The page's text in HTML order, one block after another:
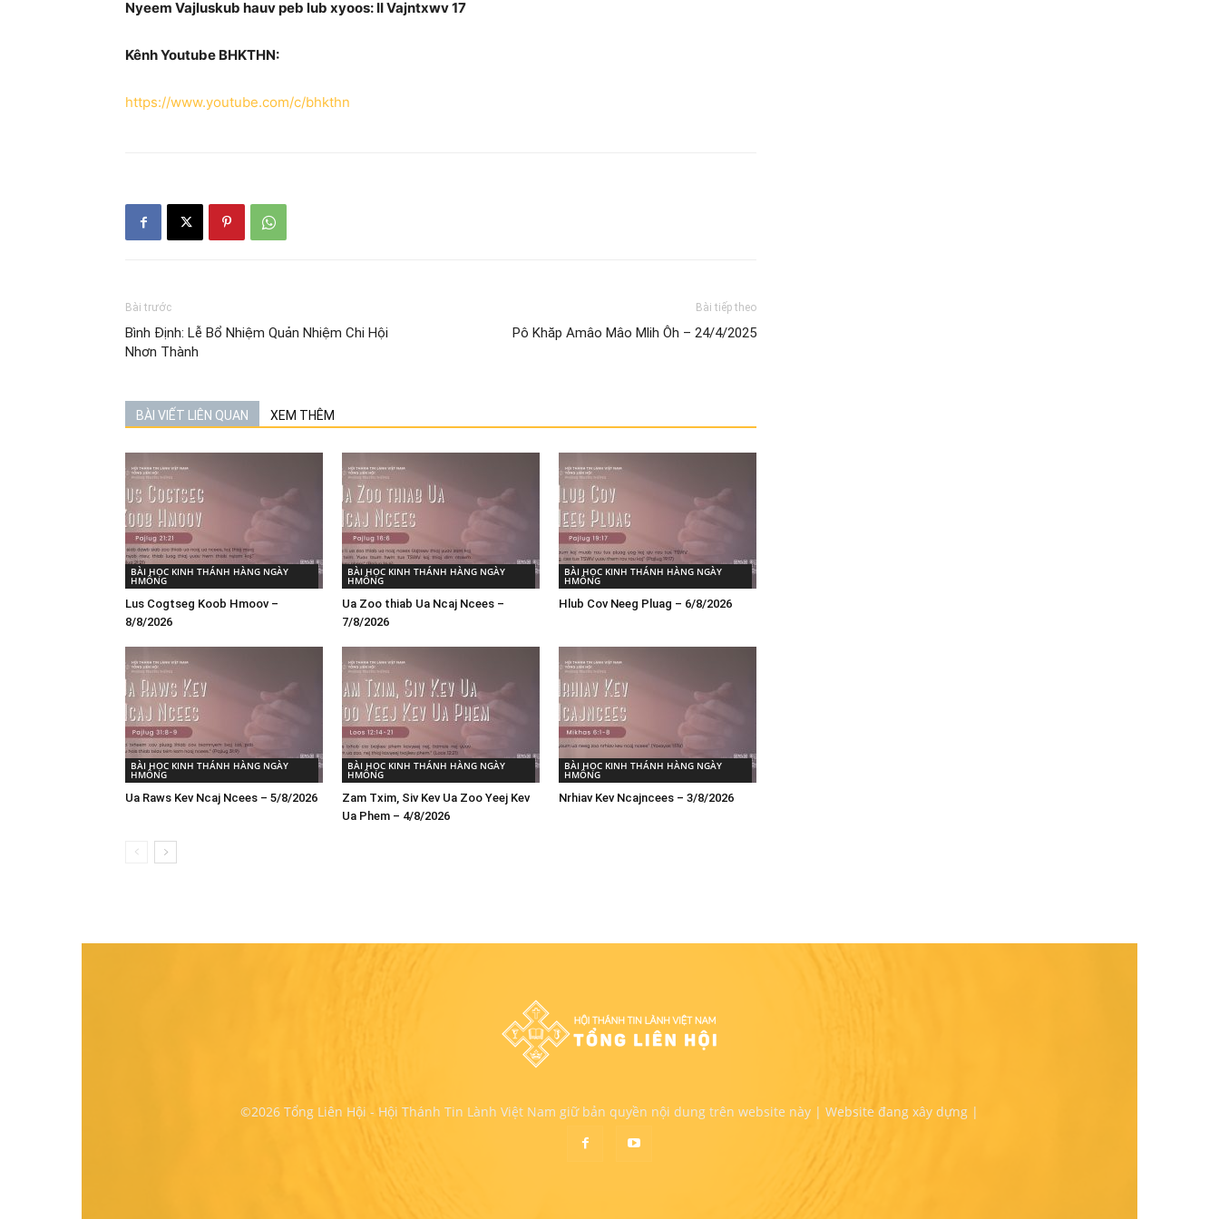
Nyeem Vajluskub hauv peb lub xyoos: II Vajntxwv 17
Kênh Youtube BHKTHN:
https://www.youtube.com/c/bhkthn
Bài trước
Bình Định: Lễ Bổ Nhiệm Quản Nhiệm Chi Hội
Nhơn Thành
Bài tiếp theo
Pô Khăp Amâo Mâo Mlih Ôh – 24/4/2025
BÀI VIẾT LIÊN QUAN XEM THÊM
BÀI HỌC KINH THÁNH HÀNG NGÀY
HMÔNG
Lus Cogtseg Koob Hmoov –
8/8/2026
BÀI HỌC KINH THÁNH HÀNG NGÀY
HMÔNG
Ua Zoo thiab Ua Ncaj Ncees –
7/8/2026
BÀI HỌC KINH THÁNH HÀNG NGÀY
HMÔNG
Hlub Cov Neeg Pluag – 6/8/2026
BÀI HỌC KINH THÁNH HÀNG NGÀY
HMÔNG
Ua Raws Kev Ncaj Ncees – 5/8/2026
BÀI HỌC KINH THÁNH HÀNG NGÀY
HMÔNG
Zam Txim, Siv Kev Ua Zoo Yeej Kev
Ua Phem – 4/8/2026
BÀI HỌC KINH THÁNH HÀNG NGÀY
HMÔNG
Nrhiav Kev Ncajncees – 3/8/2026
©2026 Tổng Liên Hội - Hội Thánh Tin Lành Việt Nam giữ bản quyền nội dung trên website này | Website đang xây dựng |